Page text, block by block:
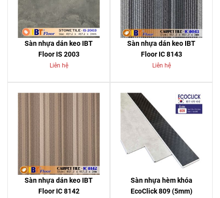
Sàn nhựa dán keo IBT
Floor IS 2003
Liên hệ
Sàn nhựa dán keo IBT
Floor IC 8143
Liên hệ
Sàn nhựa dán keo IBT
Floor IC 8142
Sàn nhựa hèm khóa
EcoClick 809 (5mm)